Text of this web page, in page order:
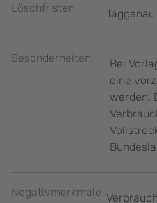
Löschfristen
Besonderheiten
Bei
eine
werden.
Negativmerkmale